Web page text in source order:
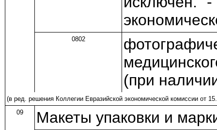
0802
(при
(в ред. решенияКоллегии Евразийской экономической комиссии от
09
Макеты упаковки и